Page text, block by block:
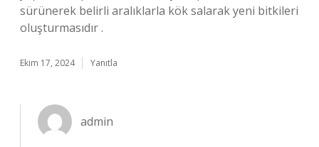
sürünerek belirli aralıklarla kök salarak yeni bitkileri
oluşturmasıdır .
Ekim 17, 2024 Yanıtla
admin